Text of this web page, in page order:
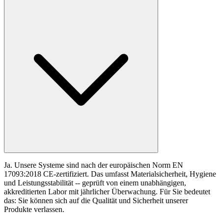
Ja. Unsere Systeme sind nach der europäischen Norm EN
17093:2018 CE-zertifiziert. Das umfasst Materialsicherheit, Hygiene
und Leistungsstabilität -- geprüft von einem unabhängigen,
akkreditierten Labor mit jährlicher Überwachung. Für Sie bedeutet
das: Sie können sich auf die Qualität und Sicherheit unserer
Produkte verlassen.